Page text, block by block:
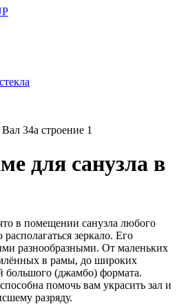
34а строение 1
для санузла в
в помещении санузла любого
зеркало. Его
разнообразными. От маленьких
в рамы, до широких
большого (джамбо) формата.
помочь вам украсить зал и
разряду.